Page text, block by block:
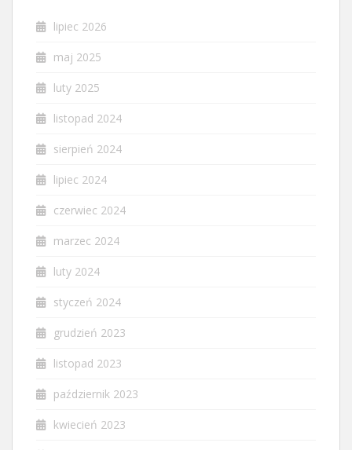
lipiec 2026
maj 2025
luty 2025
listopad 2024
sierpień 2024
lipiec 2024
czerwiec 2024
marzec 2024
luty 2024
styczeń 2024
grudzień 2023
listopad 2023
październik 2023
kwiecień 2023